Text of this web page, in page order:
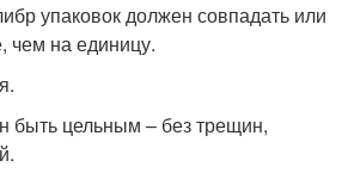
упаковок должен совпадать или
чем на единицу.
быть цельным – без трещин,